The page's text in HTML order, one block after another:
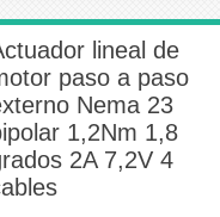
lineal de
paso a paso
Nema 23
1,2Nm 1,8
2A 7,2V 4